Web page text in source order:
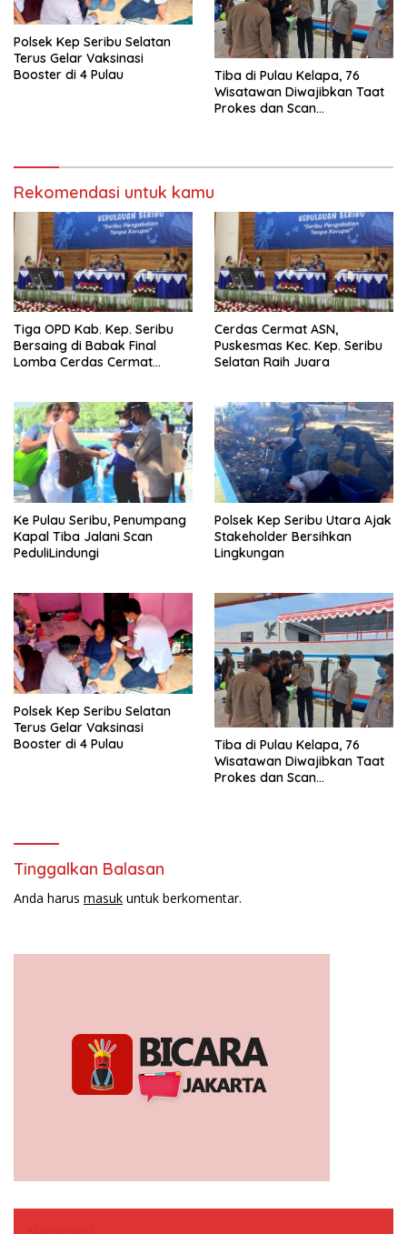
Polsek Kep Seribu Selatan
Terus Gelar Vaksinasi
Booster di 4 Pulau
Tiba di Pulau Kelapa, 76
Wisatawan Diwajibkan Taat
Prokes dan Scan
Rekomendasi untuk kamu
Tiga OPD Kab. Kep. Seribu
Bersaing di Babak Final
Lomba Cerdas Cermat
Cerdas Cermat ASN,
Puskesmas Kec. Kep. Seribu
Selatan Raih Juara
Ke Pulau Seribu, Penumpang
Kapal Tiba Jalani Scan
PeduliLindungi
Polsek Kep Seribu Utara Ajak
Stakeholder Bersihkan
Lingkungan
Polsek Kep Seribu Selatan
Terus Gelar Vaksinasi
Booster di 4 Pulau
Tiba di Pulau Kelapa, 76
Wisatawan Diwajibkan Taat
Prokes dan Scan
Tinggalkan Balasan
Anda harus masuk untuk berkomentar.